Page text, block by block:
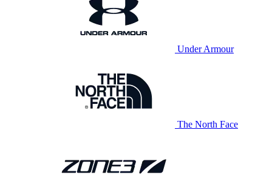
Under Armour
The North Face